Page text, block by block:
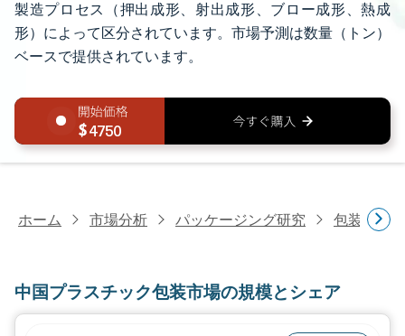
製造プロセス（押出成形、射出成形、ブロー成形、熱成
形）によって区分されています。市場予測は数量（トン）
ベースで提供されています。
4750
ホーム 市場分析 パッケージング研究 包装材料
中国プラスチック包装市場の規模とシェア